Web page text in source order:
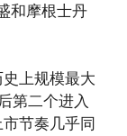
和摩根士丹
上规模最大
第二个进入
节奏几乎同